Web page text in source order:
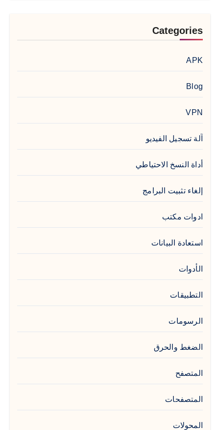
Categories
APK
Blog
VPN
آلة تسجيل الفيديو
أداة النسخ الاحتياطي
إلغاء تثبيت البرامج
ادوات مكتب
استعادة البيانات
الأدوات
التطبيقات
الرسومات
الضغط والحرق
المتصفح
المتصفحات
المحولات